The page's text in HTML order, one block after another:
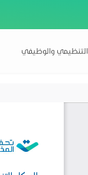
والوظيفي